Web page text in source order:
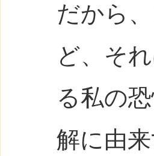
だから
ど、そ
る私の
解に由